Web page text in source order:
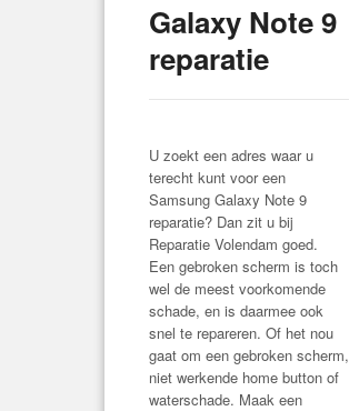
Galaxy Note 9
reparatie
U zoekt een adres waar u
terecht kunt voor een
Samsung Galaxy Note 9
reparatie? Dan zit u bij
Reparatie Volendam goed.
Een gebroken scherm is toch
wel de meest voorkomende
schade, en is daarmee ook
snel te repareren. Of het nou
gaat om een gebroken scherm,
niet werkende home button of
waterschade. Maak een